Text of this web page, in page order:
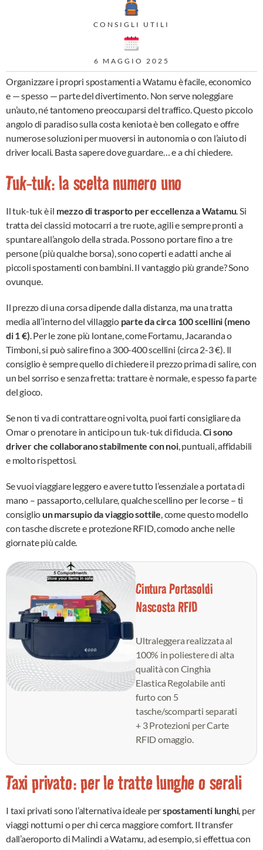
CONSIGLI UTILI
6 MAGGIO 2025
Organizzare i propri spostamenti a Watamu è facile, economico
e — spesso — parte del divertimento. Non serve noleggiare
un’auto, né tantomeno preoccuparsi del traffico. Questo piccolo
angolo di paradiso sulla costa keniota è ben collegato e offre
numerose soluzioni per muoversi in autonomia o con l’aiuto di
driver locali. Basta sapere dove guardare… e a chi chiedere.
Tuk-tuk: la scelta numero uno
Il tuk-tuk è il mezzo di trasporto per eccellenza a Watamu . Si
tratta dei classici motocarri a tre ruote, agili e sempre pronti a
spuntare all’angolo della strada. Possono portare fino a tre
persone (più qualche borsa), sono coperti e adatti anche ai
piccoli spostamenti con bambini. Il vantaggio più grande? Sono
ovunque.
Il prezzo di una corsa dipende dalla distanza, ma una tratta
media all’interno del villaggio parte da circa 100 scellini (meno
di 1 €) . Per le zone più lontane, come Fortamu, Jacaranda o
Timboni, si può salire fino a 300-400 scellini (circa 2-3 €). Il
consiglio è sempre quello di chiedere il prezzo prima di salire, con
un bel sorriso e senza fretta: trattare è normale, e spesso fa parte
del gioco.
Se non ti va di contrattare ogni volta, puoi farti consigliare da
Omar o prenotare in anticipo un tuk-tuk di fiducia. Ci sono
driver che collaborano stabilmente con noi, puntuali, affidabili
e molto rispettosi.
Se vuoi viaggiare leggero e avere tutto l’essenziale a portata di
mano – passaporto, cellulare, qualche scellino per le corse – ti
consiglio un marsupio da viaggio sottile , come questo modello
con tasche discrete e protezione RFID, comodo anche nelle
giornate più calde.
Cintura Portasoldi
Nascosta RFID
Ultraleggera realizzata al
100% in poliestere di alta
qualità con Cinghia
Elastica Regolabile anti
furto con 5
tasche/scomparti separati
+ 3 Protezioni per Carte
RFID omaggio.
Taxi privato: per le tratte lunghe o serali
I taxi privati sono l’alternativa ideale perspostamenti lunghi, per
viaggi notturni o per chi cerca maggiore comfort. Il transfer
dall’aeroporto di Malindi a Watamu, ad esempio, si effettua con